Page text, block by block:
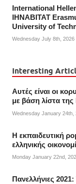
International
IHNABITAT
University of
Wednesday July 8th, 2026
Interesting
Αυτές είναι οι
με βάση λίστα
Wednesday January 24th,
Η εκπαιδευτική
ελληνικής
Monday January 22nd,
Πανελλήνιες